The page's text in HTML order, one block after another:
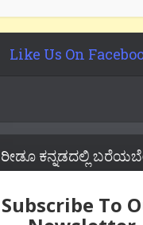
Like Us On
ರೀಡೂ ಕನ್ನಡದಲ್ಲಿ
Subscribe To